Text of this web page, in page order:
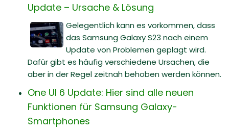
Update – Ursache & Lösung
Gelegentlich kann es vorkommen, dass
das Samsung Galaxy S23 nach einem
Update von Problemen geplagt wird.
Dafür gibt es häufig verschiedene Ursachen, die
aber in der Regel zeitnah behoben werden können.
One UI 6 Update: Hier sind alle neuen
Funktionen für Samsung Galaxy-
Smartphones